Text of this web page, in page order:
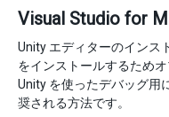
Visual Studio for
Unity エディターのインス
をインストールするため
Unity を使ったデバッグ用
奨される方法です。